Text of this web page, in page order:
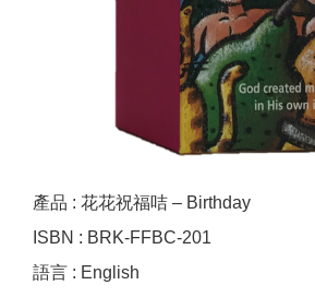
產品 : 花花祝福咭 – Birthday
ISBN : BRK-FFBC-201
語言 : English